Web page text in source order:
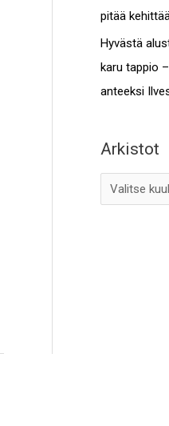
pitää
Hyvästä
karu tappio
anteeksi
Arkistot